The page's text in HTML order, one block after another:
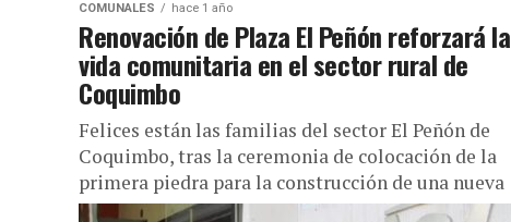
COMUNALES hace 1 año
Renovación de Plaza El Peñón reforzará la
vida comunitaria en el sector rural de
Coquimbo
Felices están las familias del sector El Peñón de
Coquimbo, tras la ceremonia de colocación de la
primera piedra para la construcción de una nueva
y...